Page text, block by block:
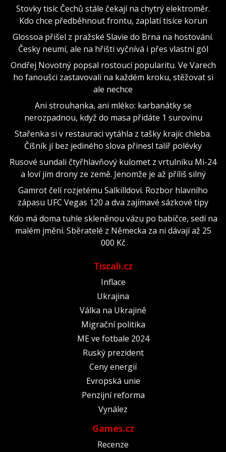
Stovky tisíc Čechů stále čekají na chytrý elektroměr.
Kdo chce předběhnout frontu, zaplatí tisíce korun
Glossoa přišel z pražské Slavie do Brna na hostování.
Česky neumí, ale na hřišti vyčnívá i přes vlastní gól
Ondřej Novotný popsal rostoucí popularitu. Ve Varech
ho fanoušci zastavovali na každém kroku, stěžovat si
ale nechce
Ani strouhanka, ani mléko: karbanátky se
nerozpadnou, když do masa přidáte 1 surovinu
Stařenka si v restauraci vytáhla z tašky krajíc chleba.
Číšník jí bez jediného slova přinesl talíř polévky
Rusové sundali čtyřhlavňový kulomet z vrtulníku Mi-24
a loví jím drony ze země. Jenomže je až příliš silný
Gamrot čelí rozjetému Salkilldovi. Rozbor hlavního
zápasu UFC Vegas 120 a dva zajímavé sázkové tipy
Kdo má doma tuhle skleněnou vázu po babičce, sedí na
malém jmění. Sběratelé z Německa za ni dávají až 25
000 Kč
Tiscali.cz
Inflace
Ukrajina
Válka na Ukrajině
Migrační politika
ME ve fotbale 2024
Ruský prezident
Ceny energií
Evropská unie
Penzijní reforma
Vynález
Games.cz
Recenze